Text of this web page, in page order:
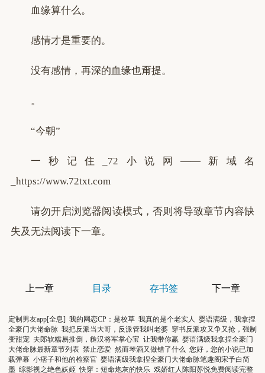
血缘算什么。
感情才是重要的。
没有感情，再深的血缘也甭提。
。
“今朝”
一秒记住_72小说网——新域名
_https://www.72txt.com
请勿开启浏览器阅读模式，否则将导致章节内容缺
失及无法阅读下一章。
上一章 目录 存书签 下一章
定制男友app[全息] 我的网恋CP：是校草 我真的是个老实人 婴语满级，我拿捏
全豪门大佬命脉 我把反派当大哥，反派管我叫老婆 穿书反派攻又争又抢，强制
变甜宠 夫郎软糯易推倒，糙汉将军掌心宝 让我带你赢 婴语满级我拿捏全豪门
大佬命脉最新章节列表 禁止恋爱 然而琴酒又做错了什么 您好，您的小说已加
载弹幕 小痞子和他的检察官 婴语满级我拿捏全豪门大佬命脉笔趣阁宋予白简
墨 综影视之绝色妖姬 快穿：短命炮灰的快乐 戏娇红人陈阳苏悦免费阅读完整